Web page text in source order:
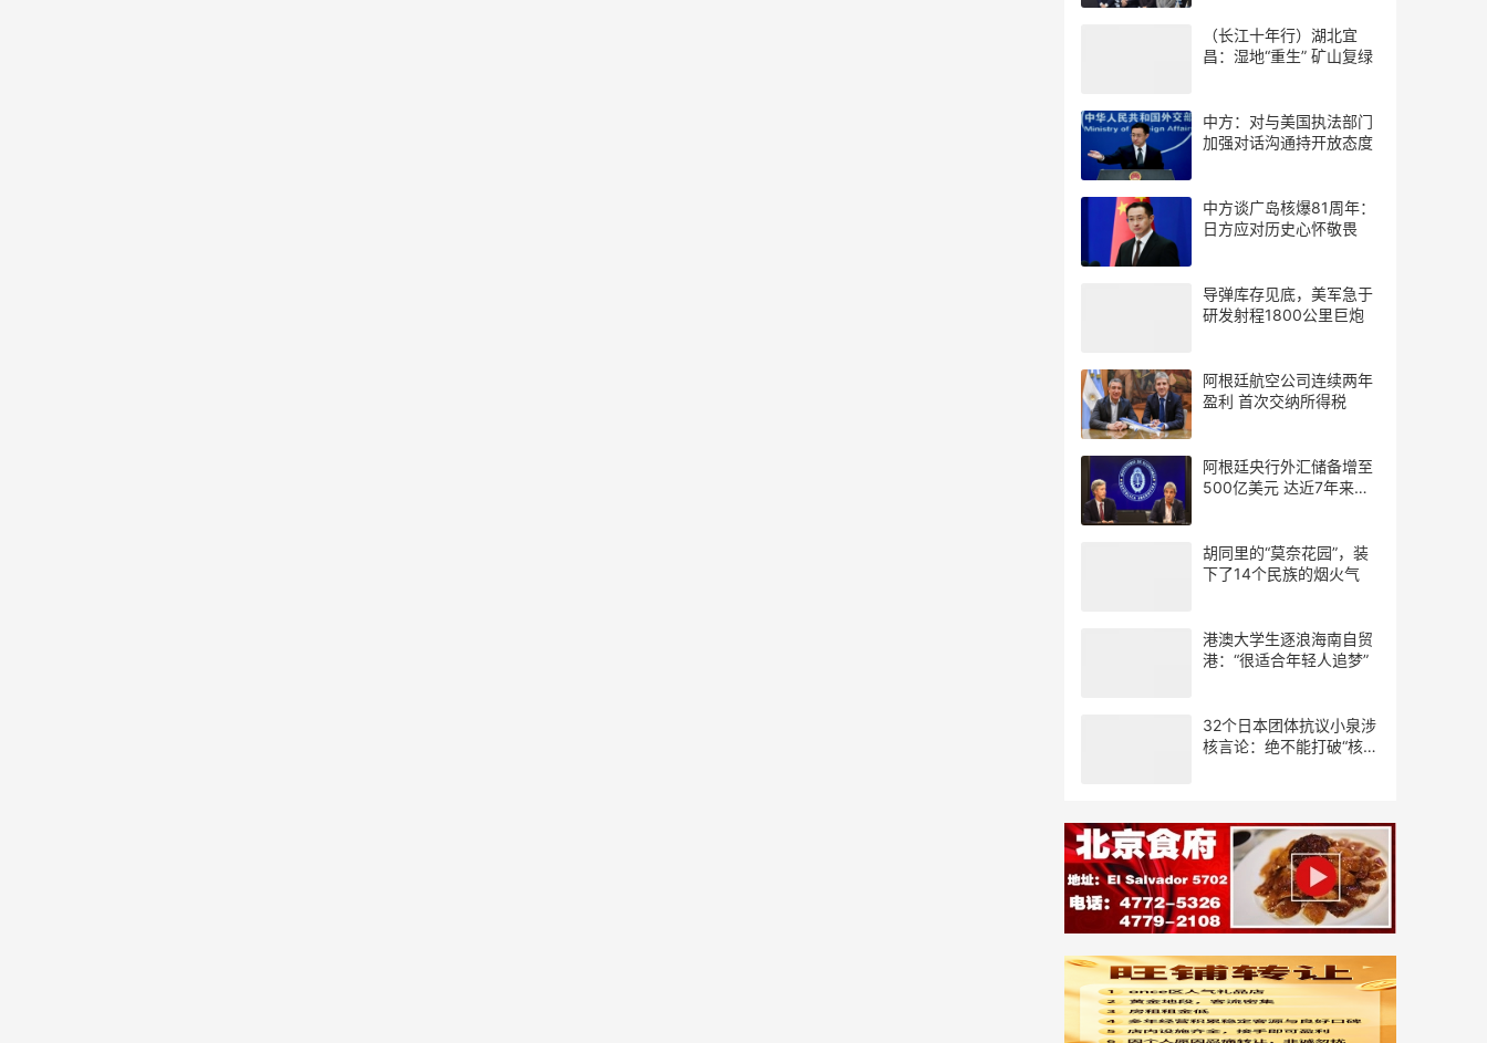
（长江十年行）湖北宜
昌：湿地“重生” 矿山复绿
中方：对与美国执法部门
加强对话沟通持开放态度
中方谈广岛核爆81周年：
日方应对历史心怀敬畏
导弹库存见底，美军急于
研发射程1800公里巨炮
阿根廷航空公司连续两年
盈利 首次交纳所得税
阿根廷央行外汇储备增至
500亿美元 达近7年来最
胡同里的“莫奈花园”，装
下了14个民族的烟火气
港澳大学生逐浪海南自贸
港：“很适合年轻人追梦”
32个日本团体抗议小泉涉
核言论：绝不能打破“核武